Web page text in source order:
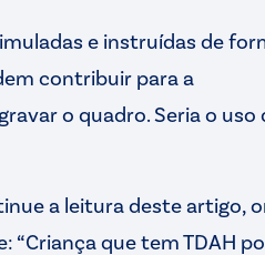
e instruídas de
contribuir para a
o quadro. Seria o uso
a leitura deste artigo,
que tem TDAH